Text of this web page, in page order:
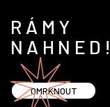
RÁMY
NAHNED!
OMRKNOUT